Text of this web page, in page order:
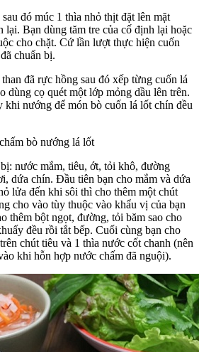
đó múc 1 thìa nhỏ thịt đặt lên mặt
lại. Bạn dùng tăm tre của cố định lại hoặc
cho chặt. Cứ lần lượt thực hiện cuốn
chuẩn bị.
đã rực hồng sau đó xếp từng cuốn lá
dùng cọ quét một lớp mỏng dầu lên trên.
khi nướng để món bò cuốn lá lốt chín đều
bò nướng lá lốt
nước mắm, tiêu, ớt, tỏi khô, đường
dứa chín. Đầu tiên bạn cho mắm và dứa
lửa đến khi sôi thì cho thêm một chút
cho vào tùy thuộc vào khẩu vị của bạn
thêm bột ngọt, đường, tỏi băm sao cho
đều rồi tắt bếp. Cuối cùng bạn cho
chút tiêu và 1 thìa nước cốt chanh (nên
khi hỗn hợp nước chấm đã nguội).